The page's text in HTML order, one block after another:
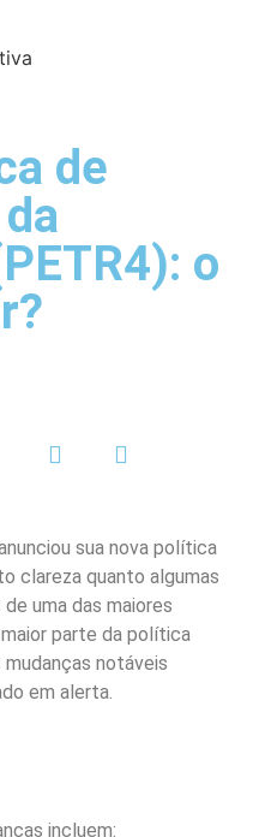
de
o
sua nova política
clareza quanto algumas
uma das maiores
parte da política
notáveis
em alerta.
incluem: